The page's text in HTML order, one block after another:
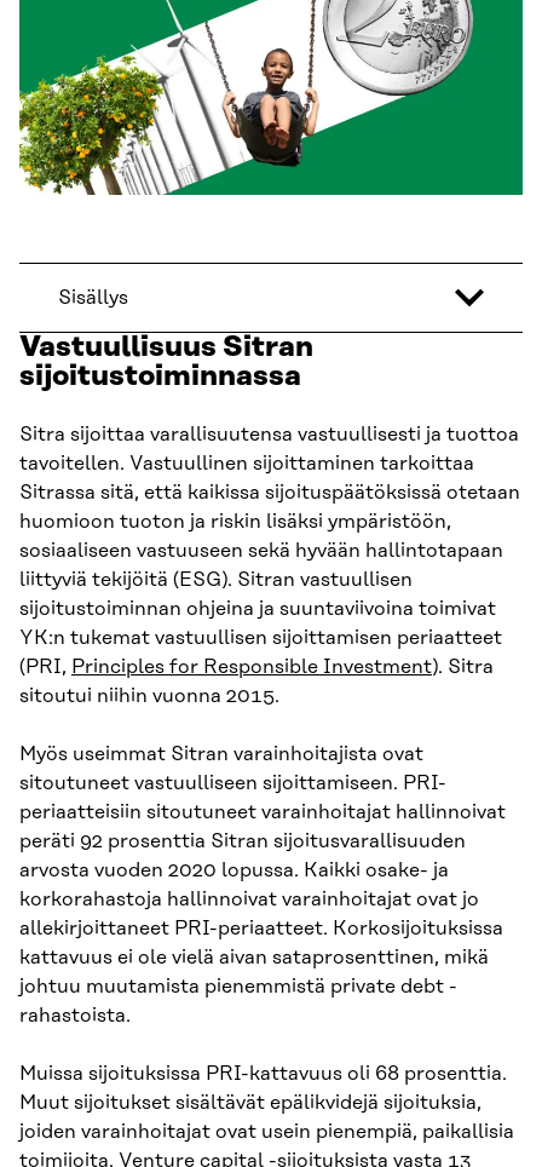
Sisällys
Vastuullisuus Sitran
sijoitustoiminnassa
Sitra sijoittaa varallisuutensa vastuullisesti ja tuottoa
tavoitellen. Vastuullinen sijoittaminen tarkoittaa
Sitrassa sitä, että kaikissa sijoituspäätöksissä otetaan
huomioon tuoton ja riskin lisäksi ympäristöön,
sosiaaliseen vastuuseen sekä hyvään hallintotapaan
liittyviä tekijöitä (ESG). Sitran vastuullisen
sijoitustoiminnan ohjeina ja suuntaviivoina toimivat
YK:n tukemat vastuullisen sijoittamisen periaatteet
(PRI, Principles for Responsible Investment). Sitra
sitoutui niihin vuonna 2015.
Myös useimmat Sitran varainhoitajista ovat
sitoutuneet vastuulliseen sijoittamiseen. PRI-
periaatteisiin sitoutuneet varainhoitajat hallinnoivat
peräti 92 prosenttia Sitran sijoitusvarallisuuden
arvosta vuoden 2020 lopussa. Kaikki osake- ja
korkorahastoja hallinnoivat varainhoitajat ovat jo
allekirjoittaneet PRI-periaatteet. Korkosijoituksissa
kattavuus ei ole vielä aivan sataprosenttinen, mikä
johtuu muutamista pienemmistä private debt -
rahastoista.
Muissa sijoituksissa PRI-kattavuus oli 68 prosenttia.
Muut sijoitukset sisältävät epälikvidejä sijoituksia,
joiden varainhoitajat ovat usein pienempiä, paikallisia
toimijoita. Venture capital -sijoituksista vasta 13